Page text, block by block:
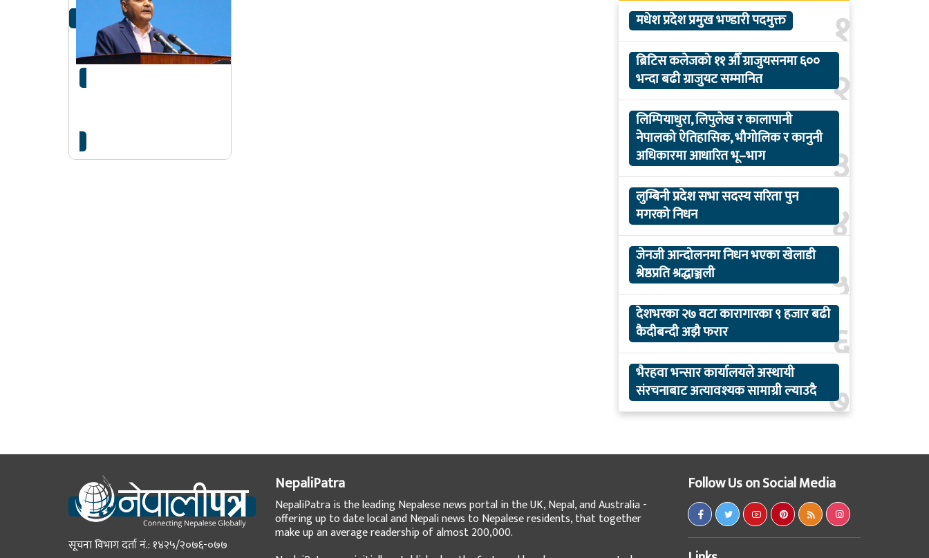
सत्तापक्षलाई आरोप-
बाँकोटाको आग्रह
१
मधेश प्रदेश प्रमुख भण्डारी पदमुक्त
२
ब्रिटिस कलेजको ११ औँ ग्राजुयसनमा ६००
भन्दा बढी ग्राजुयट सम्मानित
३
लिम्पियाधुरा, लिपुलेख र कालापानी
नेपालको ऐतिहासिक, भौगोलिक र कानुनी
अधिकारमा आधारित भू–भाग
४
लुम्बिनी प्रदेश सभा सदस्य सरिता पुन
मगरको निधन
५
जेनजी आन्दोलनमा निधन भएका खेलाडी
श्रेष्ठप्रति श्रद्धाञ्जली
६
देशभरका २७ वटा कारागारका ९ हजार बढी
कैदीबन्दी अझै फरार
७
भैरहवा भन्सार कार्यालयले अस्थायी
संरचनाबाट अत्यावश्यक सामाग्री ल्याउदै
सूचना विभाग दर्ता नं.: १४२५/२०७६-०७७
NepaliPatra
NepaliPatra is the leading Nepalese news portal in the UK, Nepal, and Australia -
offering up to date local and Nepali news to Nepalese residents, that together
make up an average readership of almost 200,000.
Follow Us on Social Media